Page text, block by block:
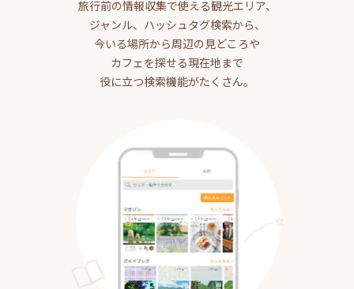
旅行前の情報収集で使える観光エリア、
ジャンル、ハッシュタグ検索から、
今いる場所から周辺の見どころや
カフェを探せる現在地まで
役に立つ検索機能がたくさん。